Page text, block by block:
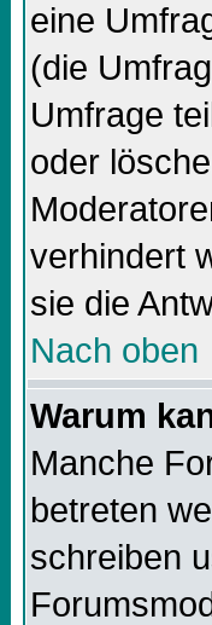
eine
(die
Umfrage
oder
verhindert
sie die
Nach oben
Warum
Manche
betreten
schreiben